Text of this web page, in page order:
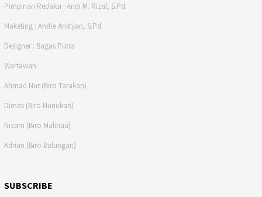
Pimpinan Redaksi : Andi M. Rizal, S.Pd
Maketing : Andre Aristyan, S.Pd
Designer : Bagas Putra
Wartawan :
Ahmad Nur (Biro Tarakan)
Dimas (Biro Nunukan)
Nizam (Biro Malinau)
Adrian (Biro Bulungan)
SUBSCRIBE